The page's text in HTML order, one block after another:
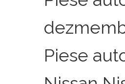
Piese